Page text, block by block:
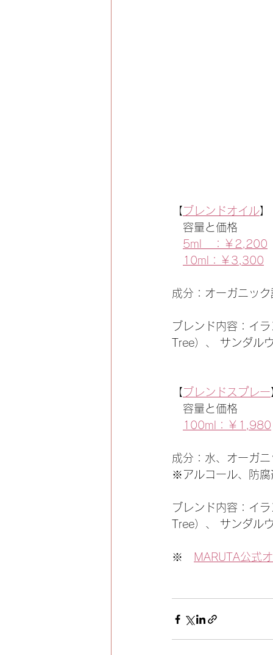
【 ブレンドオイル】
容量と価格
5ml　：￥2,200
10ml：￥3,300
成分：オーガニッ
ブレンド内容：イ
Tree）、 サンダル
【 ブレンドスプレー
容量と価格
100ml：￥1,980
成分：水、オーガ
※アルコール、防腐
ブレンド内容：イ
Tree）、 サンダル
※ MARUTA公式